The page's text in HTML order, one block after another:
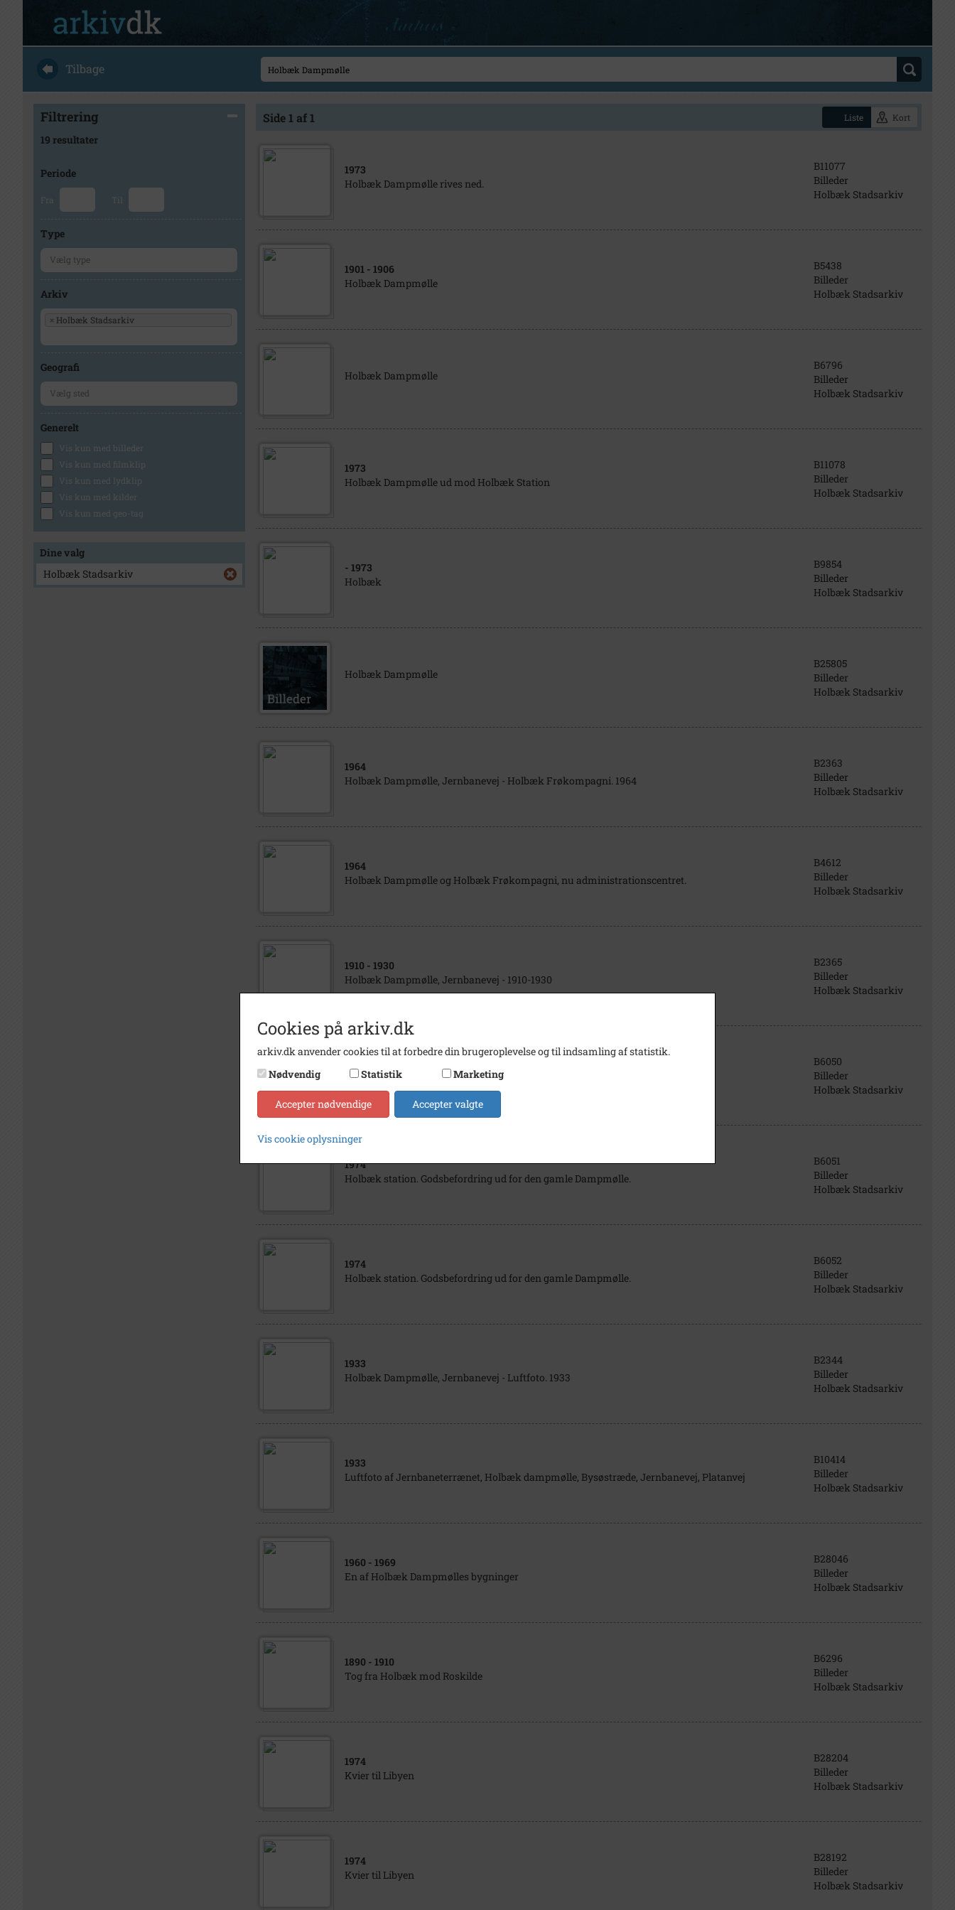
Tilbage
Filtrering
19 resultater
Periode
Fra Til
Type
Arkiv
× Holbæk Stadsarkiv
Geografi
Generelt
Vis kun med billeder
Vis kun med filmklip
Vis kun med lydklip
Vis kun med kilder
Vis kun med geo-tag
Dine valg
Holbæk Stadsarkiv
Side 1 af 1 Liste Kort
1973
Holbæk Dampmølle rives ned.
B11077
Billeder
Holbæk Stadsarkiv
1901 - 1906
Holbæk Dampmølle
B5438
Billeder
Holbæk Stadsarkiv
Holbæk Dampmølle
B6796
Billeder
Holbæk Stadsarkiv
1973
Holbæk Dampmølle ud mod Holbæk Station
B11078
Billeder
Holbæk Stadsarkiv
- 1973
Holbæk
B9854
Billeder
Holbæk Stadsarkiv
Holbæk Dampmølle
B25805
Billeder
Holbæk Stadsarkiv
1964
Holbæk Dampmølle, Jernbanevej - Holbæk Frøkompagni. 1964
B2363
Billeder
Holbæk Stadsarkiv
1964
Holbæk Dampmølle og Holbæk Frøkompagni, nu administrationscentret.
B4612
Billeder
Holbæk Stadsarkiv
1910 - 1930
Holbæk Dampmølle, Jernbanevej - 1910-1930
B2365
Billeder
Holbæk Stadsarkiv
Holbæk station. Godsbefordring ud for den gamle Dampmølle.
B6050
Billeder
Holbæk Stadsarkiv
1974
Holbæk station. Godsbefordring ud for den gamle Dampmølle.
B6051
Billeder
Holbæk Stadsarkiv
1974
Holbæk station. Godsbefordring ud for den gamle Dampmølle.
B6052
Billeder
Holbæk Stadsarkiv
1933
Holbæk Dampmølle, Jernbanevej - Luftfoto. 1933
B2344
Billeder
Holbæk Stadsarkiv
1933
Luftfoto af Jernbaneterrænet, Holbæk dampmølle, Bysøstræde, Jernbanevej, Platanvej
B10414
Billeder
Holbæk Stadsarkiv
1960 - 1969
En af Holbæk Dampmølles bygninger
B28046
Billeder
Holbæk Stadsarkiv
1890 - 1910
Tog fra Holbæk mod Roskilde
B6296
Billeder
Holbæk Stadsarkiv
1974
Kvier til Libyen
B28204
Billeder
Holbæk Stadsarkiv
1974
Kvier til Libyen
B28192
Billeder
Holbæk Stadsarkiv
Cookies på arkiv.dk
arkiv.dk anvender cookies til at forbedre din brugeroplevelse og til indsamling af statistik.
Nødvendig
Statistik Marketing
Accepter nødvendige Accepter valgte
Vis cookie oplysninger